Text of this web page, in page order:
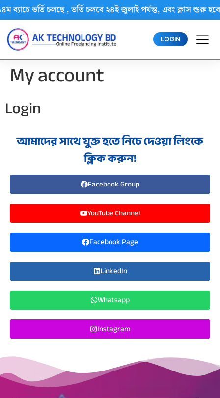
ব্যাচে ভর্তি চলছে , ভর্তি চলবে ২৪ই জুলাই পর্যন্ত, এবং ক্লাস শুরু
LOGIN
My account
Login
আমাদের সাথে যুক্ত হতে নিচে দেওয়া লিংকে
ক্লিক করুন!
Facebook Group
YouTube Channel
Facebook Page
LinkedIn
Whatsapp
Instagram